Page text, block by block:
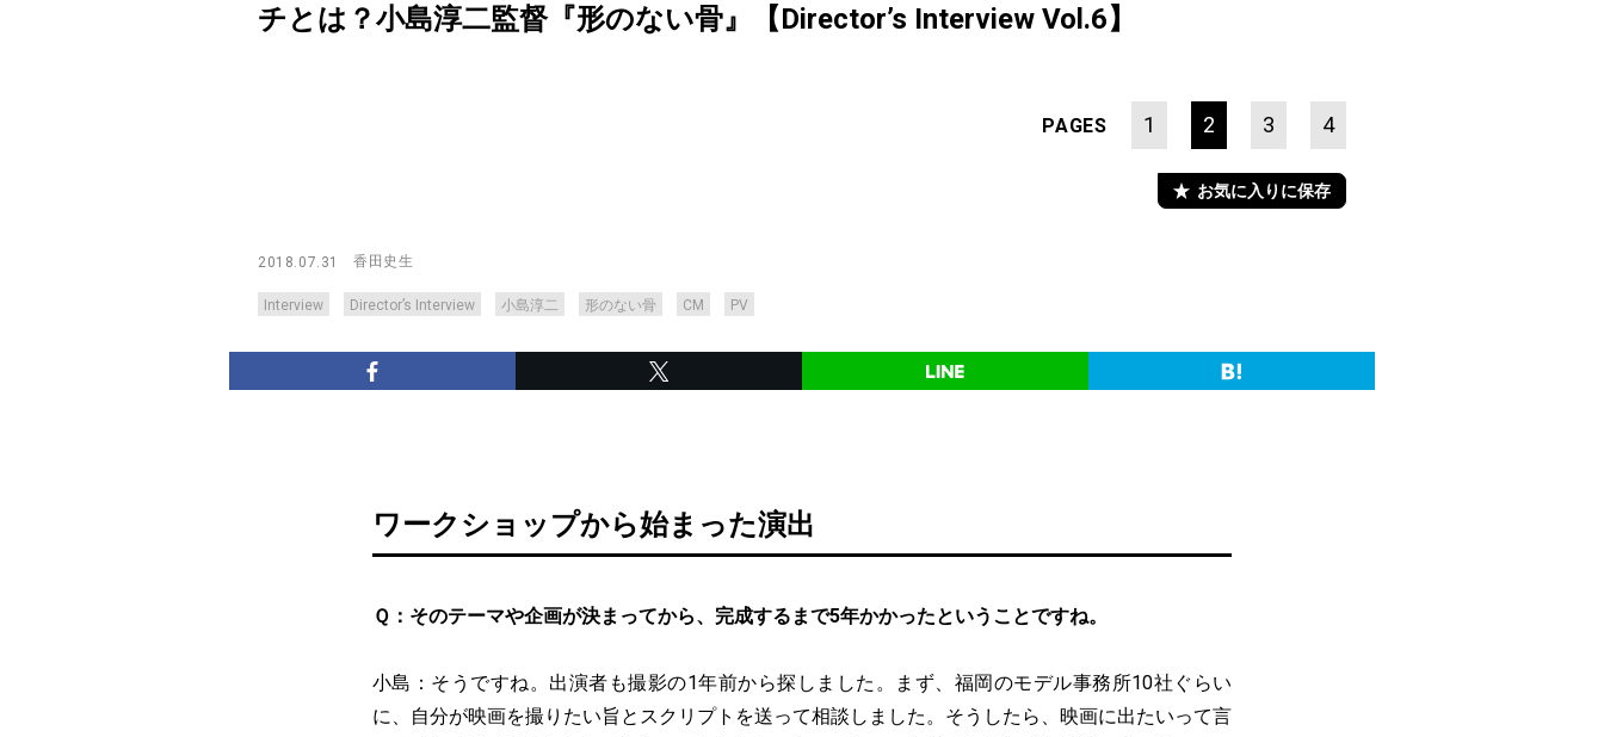
チとは？小島淳二監督『形のない骨』【Director’s Interview Vol.6】
PAGES 1 2 3 4
お気に入りに保存
2018.07.31 香田史生
Interview Director’s Interview 小島淳二 形のない骨 CM PV
ワークショップから始まった演出
Ｑ：そのテーマや企画が決まってから、完成するまで5年かかったということですね。
小島：そうですね。出演者も撮影の1年前から探しました。まず、福岡のモデル事務所10社ぐらい
に、自分が映画を撮りたい旨とスクリプトを送って相談しました。そうしたら、映画に出たいって言